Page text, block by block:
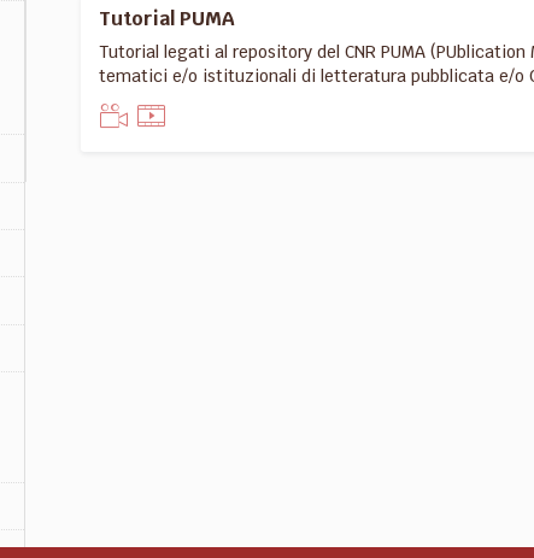
Tutorial PUMA
Tutorial legati al repository del CNR PUMA
tematici e/o istituzionali di letteratura pubblicata e/o